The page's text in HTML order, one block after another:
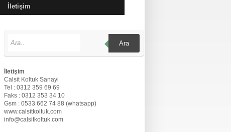
İletişim
Ara
İletişim
Calsit Koltuk Sanayi
Tel : 0312 359 69 69
Faks : 0312 353 34 10
Gsm : 0533 662 74 88 (whatsapp)
www.calsitkoltuk.com
info@calsitkoltuk.com